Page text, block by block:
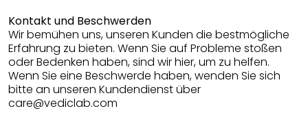
Kontakt und Beschwerden
Wir bemühen uns, unseren Kunden die bestmögliche
Erfahrung zu bieten. Wenn Sie auf Probleme stoßen
oder Bedenken haben, sind wir hier, um zu helfen.
Wenn Sie eine Beschwerde haben, wenden Sie sich
bitte an unseren Kundendienst über
care@vediclab.com